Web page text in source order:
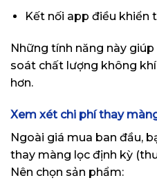
Kết nối app điều khiển
Những tính năng này
soát chất lượng không
hơn.
Xem xét chi phí thay
Ngoài giá mua ban đầu,
thay màng lọc định kỳ
Nên chọn sản phẩm: